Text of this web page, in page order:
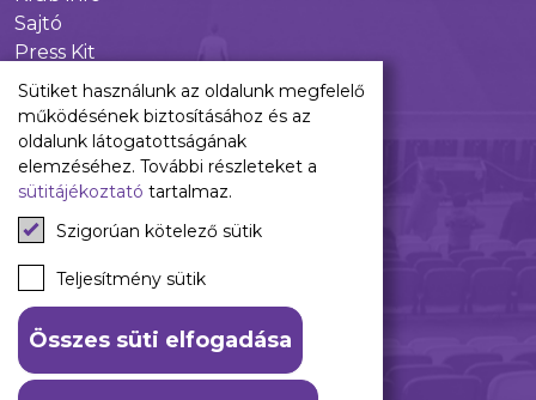
Sajtó
Press Kit
Újpest FC Shop
Digitális felületeink
Facebook
Instagram
Tiktok
Youtube
Spotify
ÁSZF
Sütiket használunk az oldalunk megfelelő
működésének biztosításához és az
oldalunk látogatottságának
elemzéséhez. További részleteket a
sütitájékoztató tartalmaz.
Szigorúan kötelező sütik
Teljesítmény sütik
Összes süti elfogadása